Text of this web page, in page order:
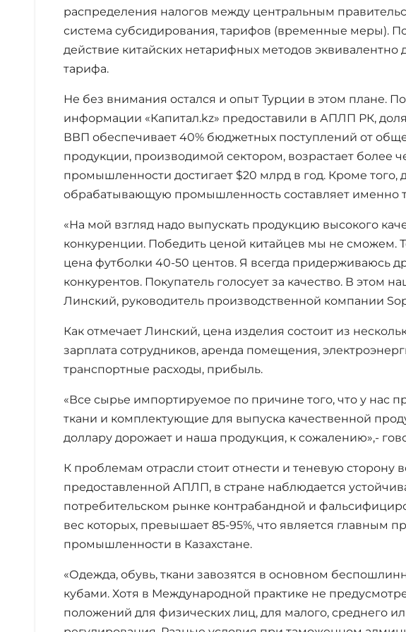
распределения налогов между центральным
система субсидирования, тарифов (временные меры).
действие китайских нетарифных методов эквивалентно
тарифа.
Не без внимания остался и опыт Турции в этом плане.
информации «Капитал.kz» предоставили в АПЛП РК,
ВВП обеспечивает 40% бюджетных поступлений от
продукции, производимой сектором, возрастает более
промышленности достигает $20 млрд в год. Кроме
обрабатывающую промышленность составляет именно
«На мой взгляд надо выпускать продукцию высокого
конкуренции. Победить ценой китайцев мы не сможем.
цена футболки 40-50 центов. Я всегда придерживаюсь
конкурентов. Покупатель голосует за качество. В этом
Линский, руководитель производственной компании
Как отмечает Линский, цена изделия состоит из
зарплата сотрудников, аренда помещения,
транспортные расходы, прибыль.
«Все сырье импортируемое по причине того, что у нас
ткани и комплектующие для выпуска качественной
доллару дорожает и наша продукция, к сожалению»,-
К проблемам отрасли стоит отнести и теневую сторону
предоставленной АПЛП, в стране наблюдается
потребительском рынке контрабандной и
вес которых, превышает 85-95%, что является главным
промышленности в Казахстане.
«Одежда, обувь, ткани завозятся в основном
кубами. Хотя в Международной практике не
положений для физических лиц, для малого, среднего